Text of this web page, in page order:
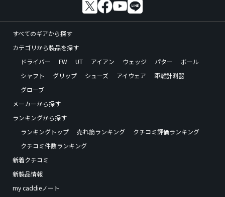
すべてのギアから探す
カテゴリから製品を探す
ドライバー
FW UT アイアン ウェッジ パター
ボール
シャフト
グリップ シューズ アイウェア
距離計測器
グローブ
メーカーから探す
ランキングから探す
ランキングトップ
売れ筋ランキング
クチコミ評価ランキング
クチコミ件数ランキング
新着クチコミ
新製品情報
my caddieノート